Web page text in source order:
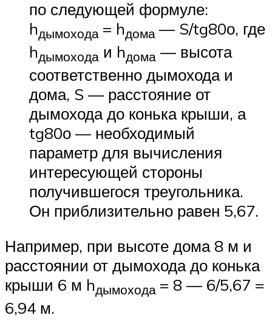
по следующей формуле:
hдымохода = hдома — S/tg80о, где
hдымохода и hдома — высота
соответственно дымохода и
дома, S — расстояние от
дымохода до конька крыши, а
tg80о — необходимый
параметр для вычисления
интересующей стороны
получившегося треугольника.
Он приблизительно равен 5,67.
Например, при высоте дома 8 м и
расстоянии от дымохода до конька
крыши 6 м hдымохода = 8 — 6/5,67 =
6,94 м.